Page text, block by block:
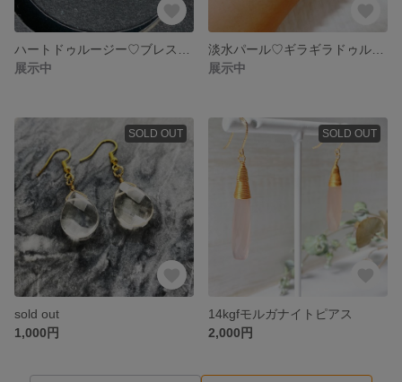
展示中
展示中
SOLD OUT
sold out
1,000円
SOLD OUT
14kgfモルガナイトピアス
2,000円